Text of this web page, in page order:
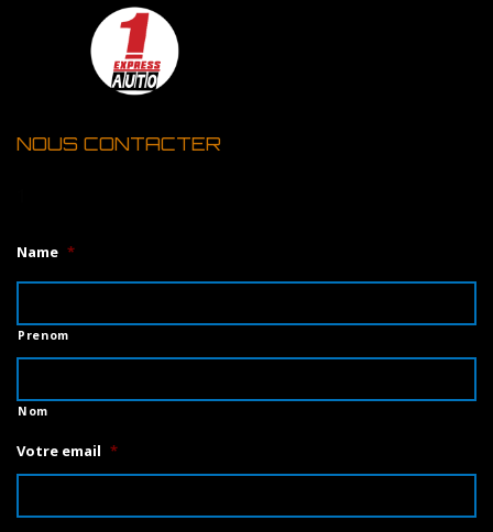
NOUS CONTACTER
Name *
Prenom
Nom
Votre email *